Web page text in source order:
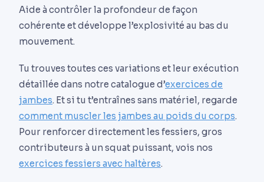
Aide à contrôler la profondeur de façon
cohérente et développe l’explosivité au bas du
mouvement.
Tu trouves toutes ces variations et leur exécution
détaillée dans notre catalogue d’exercices de
jambes. Et si tu t’entraînes sans matériel, regarde
comment muscler les jambes au poids du corps.
Pour renforcer directement les fessiers, gros
contributeurs à un squat puissant, vois nos
exercices fessiers avec haltères.